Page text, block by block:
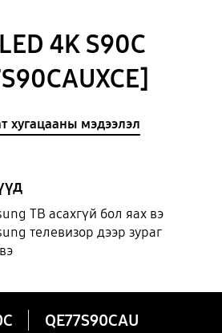
4K S90C
хугацааны мэдээлэл
ТВ асахгүй бол яах вэ
телевизор дээр зураг
QE77S90CAU